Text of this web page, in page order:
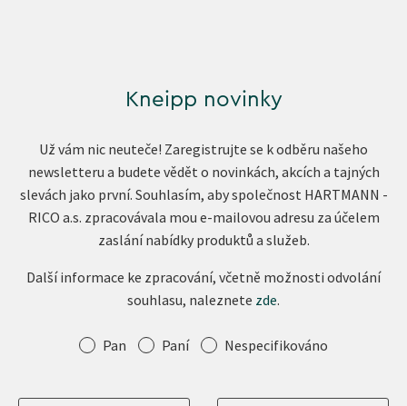
Kneipp novinky
Už vám nic neuteče! Zaregistrujte se k odběru našeho
newsletteru a budete vědět o novinkách, akcích a tajných
slevách jako první. Souhlasím, aby společnost HARTMANN -
RICO a.s. zpracovávala mou e-mailovou adresu za účelem
zaslání nabídky produktů a služeb.
Další informace ke zpracování, včetně možnosti odvolání
souhlasu, naleznete zde.
Oslovení Pan Paní Nespecifikováno